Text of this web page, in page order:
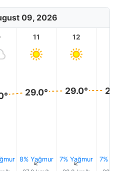
09, 2026
11
29.0°
8% Yağmur
↑
12
29.0°
7% Yağmur
↑ 7%